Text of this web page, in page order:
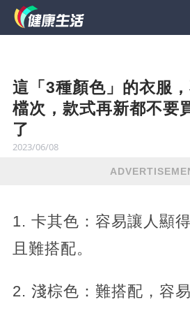
這「3種顏色」的衣服
檔次，款式再新都不要
了
2023/06/08
1. 卡其色：容易讓人顯
且難搭配。
2. 淺棕色：難搭配，容